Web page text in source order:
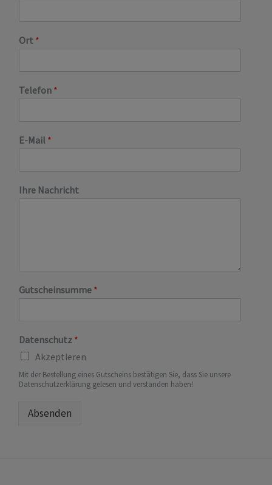
Ort *
Telefon *
E-Mail *
Ihre Nachricht
Gutscheinsumme *
Datenschutz *
Akzeptieren
Mit der Bestellung eines Gutscheins bestätigen Sie, dass Sie unsere
Datenschutzerklärung gelesen und verstanden haben!
Absenden